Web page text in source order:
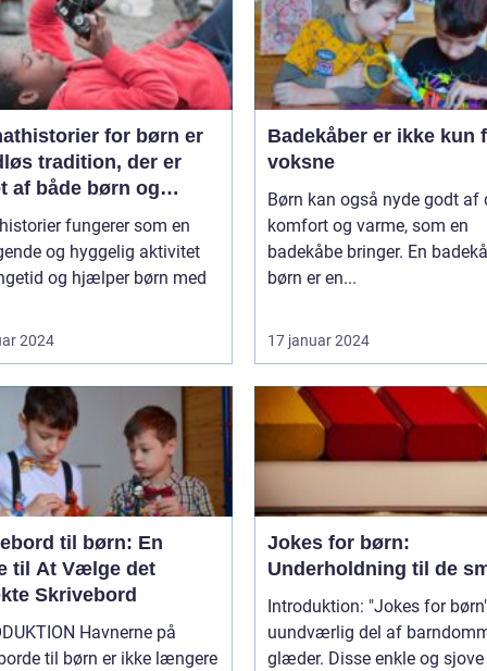
for børn er
tradition, der er
af både børn og
over hele verden
fungerer som en
og hyggelig aktivitet
og hjælper børn med
2024
Badekåber er ikke kun
voksne
Børn kan også nyde godt af
komfort og varme, som en
badekåbe bringer. En
børn er en...
17 januar 2024
til børn: En
til At Vælge det
Skrivebord
Havnerne på
til børn er ikke længere
Jokes for børn:
Underholdning til de
Introduktion: "Jokes for
uundværlig del af
glæder. Disse enkle og